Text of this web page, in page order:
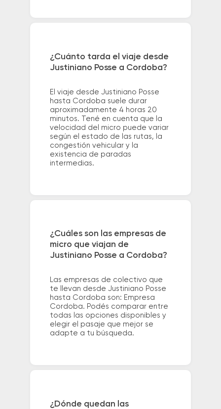
¿Cuánto tarda el viaje desde
Justiniano Posse a Cordoba?
El viaje desde Justiniano Posse
hasta Cordoba suele durar
aproximadamente 4 horas 20
minutos. Tené en cuenta que la
velocidad del micro puede variar
según el estado de las rutas, la
congestión vehicular y la
existencia de paradas
intermedias.
¿Cuáles son las empresas de
micro que viajan de
Justiniano Posse a Cordoba?
Las empresas de colectivo que
te llevan desde Justiniano Posse
hasta Cordoba son: Empresa
Cordoba. Podés comparar entre
todas las opciones disponibles y
elegir el pasaje que mejor se
adapte a tu búsqueda.
¿Dónde quedan las